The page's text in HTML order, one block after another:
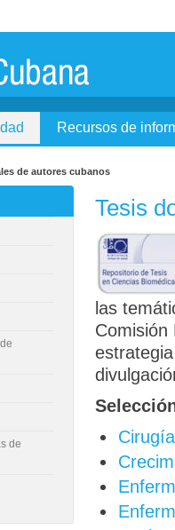
Recursos de
de autores cubanos
Tesis
las
Comisión
de